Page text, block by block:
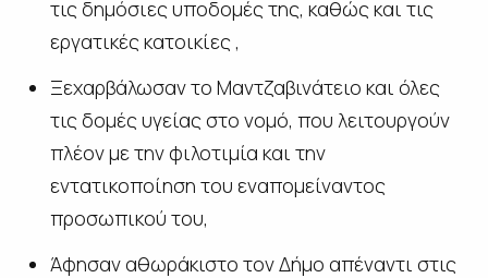
τις δημόσιες υποδομές της, καθώς και τις
εργατικές κατοικίες ,
Ξεχαρβάλωσαν το Μαντζαβινάτειο και όλες
τις δομές υγείας στο νομό, που λειτουργούν
πλέον με την φιλοτιμία και την
εντατικοποίηση του εναπομείναντος
προσωπικού του,
Άφησαν αθωράκιστο τον Δήμο απέναντι στις